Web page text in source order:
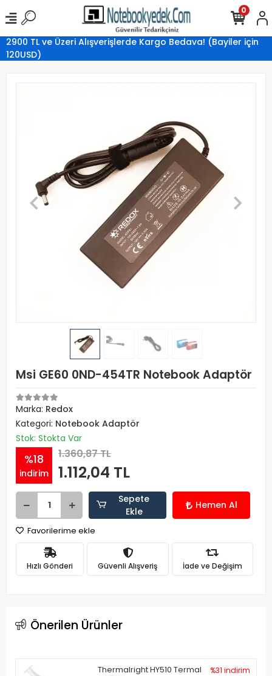
2900 TL ve Üzeri Alışverişlerde Kargo Bedava! (Bayiler için
120USD)
0
Msi GE60 0ND-454TR Notebook Adaptör
Marka: Redox
Kategori: Notebook Adaptör
Stok: Stokta Var
%18
indirim
1.360,87 TL
1.112,04 TL
Sepete
Ekle
Hemen Al
Favorilerime ekle
Hızlı Gönderi Güvenli Alışveriş İade ve Değişim
Önerilen Ürünler
Thermalright HY510 Termal
%31 indirim